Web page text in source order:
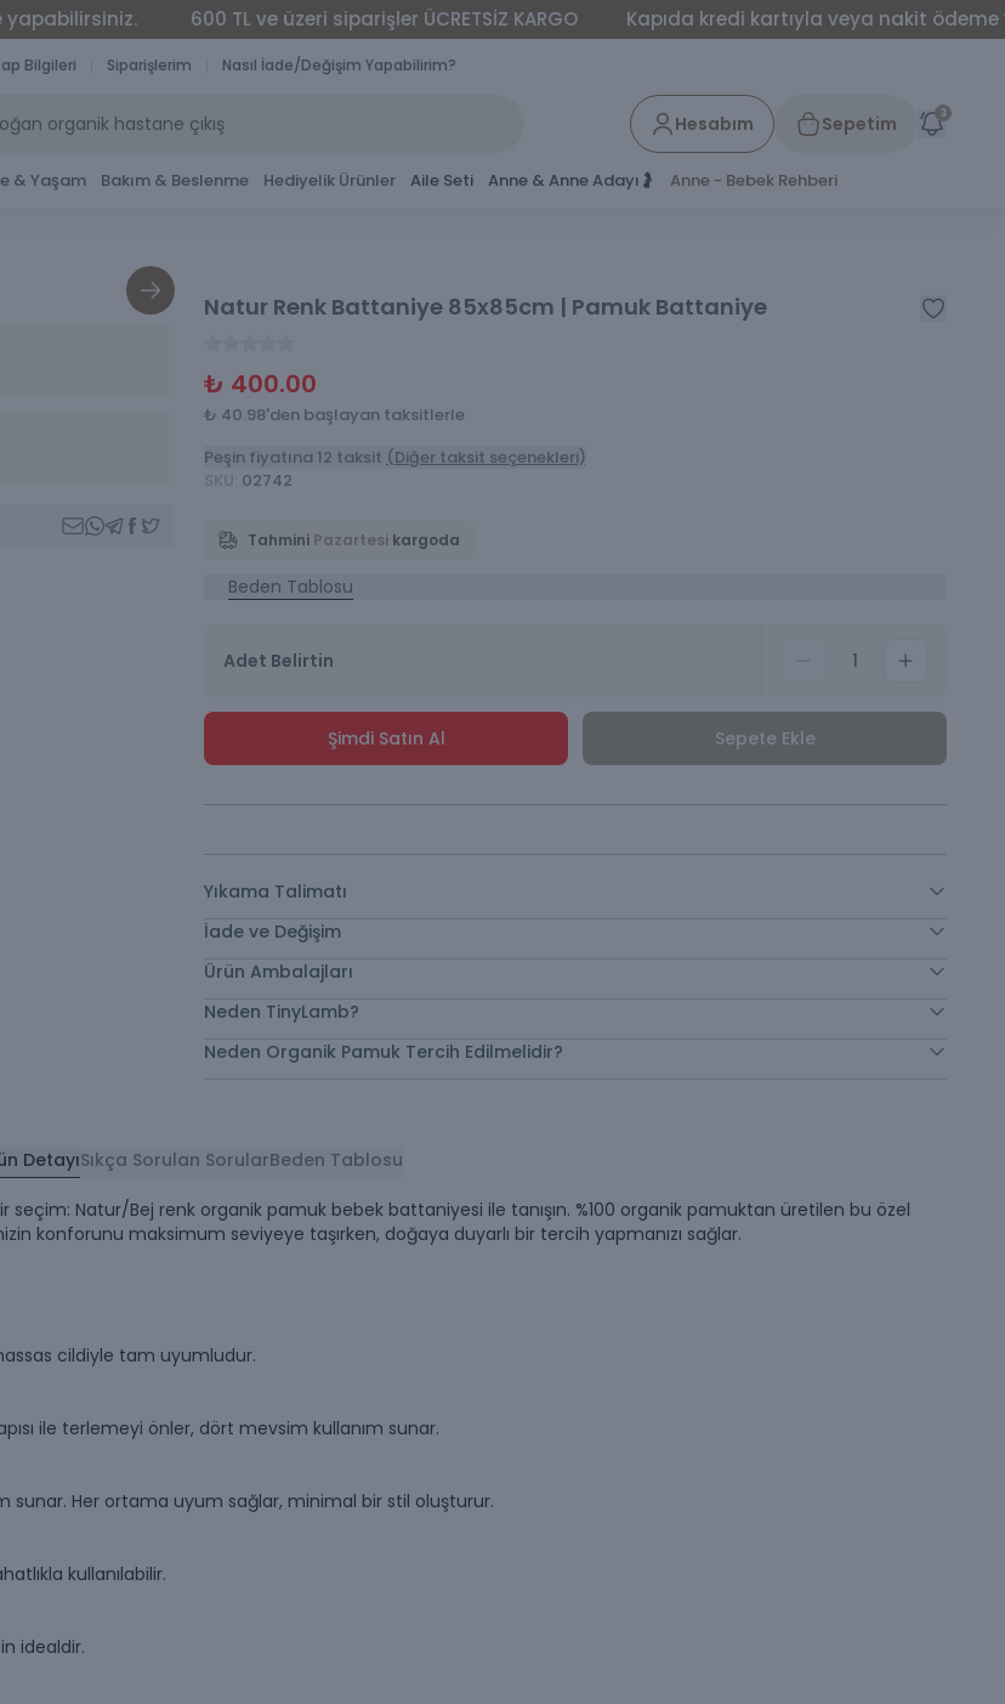
600 TL ve üzeri siparişler ÜCRETSİZ KARGO Kapıda kredi kartıyla veya nakit ödeme
Bilgileri Siparişlerim Nasıl İade/Değişim Yapabilirim?
Hesabım Sepetim 3
& Yaşam Bakım & Beslenme Hediyelik Ürünler Aile Seti Anne & Anne Adayı🤰 Anne - Bebek Rehberi
Natur Renk Battaniye 85x85cm | Pamuk Battaniye
₺ 400.00
₺ 40.98'den başlayan taksitlerle
Peşin fiyatına 12 taksit (Diğer taksit seçenekleri)
SKU 02742
Tahmini Pazartesi kargoda
Beden Tablosu
Adet Belirtin 1
Şimdi Satın Al Sepete Ekle
Yıkama Talimatı
İade ve Değişim
Ürün Ambalajları
Neden TinyLamb?
Neden Organik Pamuk Tercih Edilmelidir?
DetayıSıkça Sorulan SorularBeden Tablosu
Natur/Bej renk organik pamuk bebek battaniyesi ile tanışın. %100 organik pamuktan üretilen bu özel
konforunu maksimum seviyeye taşırken, doğaya duyarlı bir tercih yapmanızı sağlar.
cildiyle tam uyumludur.
ile terlemeyi önler, dört mevsim kullanım sunar.
Her ortama uyum sağlar, minimal bir stil oluşturur.
kullanılabilir.
idealdir.